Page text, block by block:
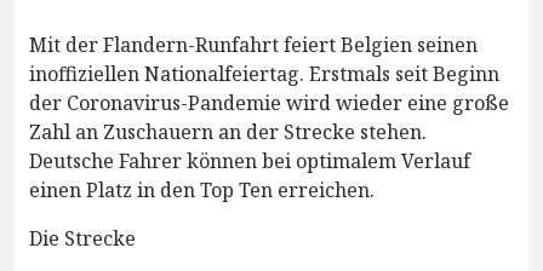
Mit der Flandern-Runfahrt feiert Belgien seinen
inoffiziellen Nationalfeiertag. Erstmals seit Beginn
der Coronavirus-Pandemie wird wieder eine große
Zahl an Zuschauern an der Strecke stehen.
Deutsche Fahrer können bei optimalem Verlauf
einen Platz in den Top Ten erreichen.
Die Strecke